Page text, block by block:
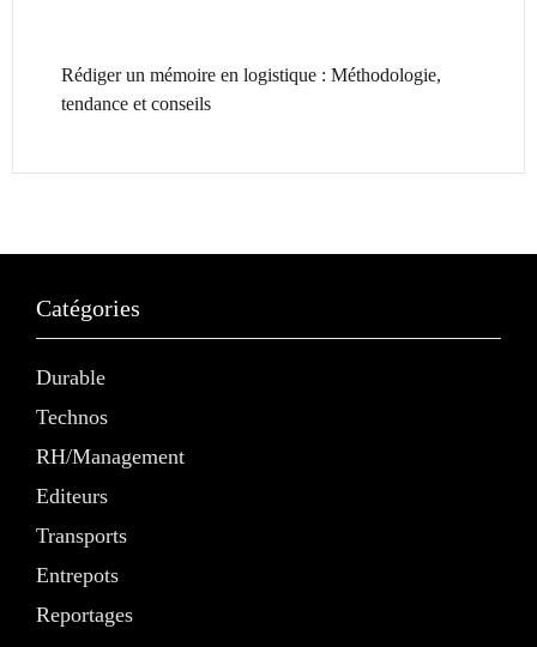
Rédiger un mémoire en logistique : Méthodologie,
tendance et conseils
Catégories
Durable
Technos
RH/Management
Editeurs
Transports
Entrepots
Reportages